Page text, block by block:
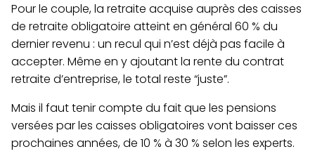
Pour le couple, la retraite acquise auprès des caisses
de retraite obligatoire atteint en général 60 % du
dernier revenu : un recul qui n’est déjà pas facile à
accepter. Même en y ajoutant la rente du contrat
retraite d’entreprise, le total reste “juste”.
Mais il faut tenir compte du fait que les pensions
versées par les caisses obligatoires vont baisser ces
prochaines années, de 10 % à 30 % selon les experts.